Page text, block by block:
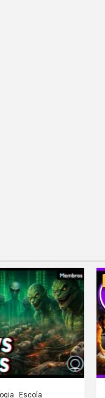
Escola